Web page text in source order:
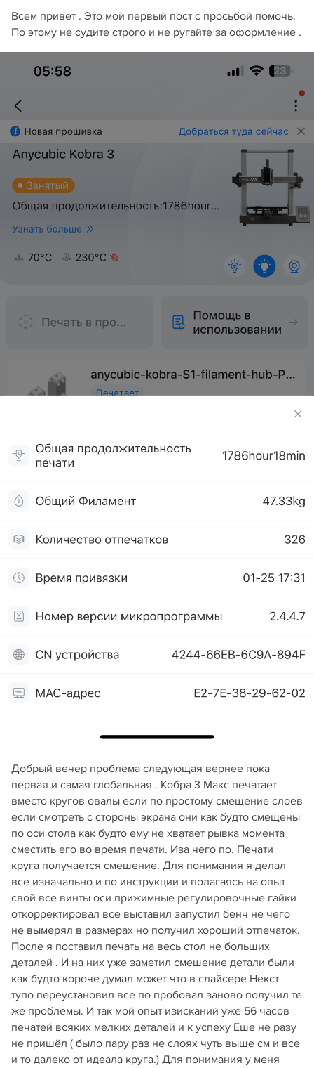
Всем привет . Это мой первый пост с просьбой помочь.
По этому не судите строго и не ругайте за оформление .
Добрый вечер проблема следующая вернее пока
первая и самая глобальная . Кобра 3 Макс печатает
вместо кругов овалы если по простому смещение слоев
если смотреть с стороны экрана они как будто смещены
по оси стола как будто ему не хватает рывка момента
сместить его во время печати. Иза чего по. Печати
круга получается смешение. Для понимания я делал
все изначально и по инструкции и полагаясь на опыт
свой все винты оси прижимные регулировочные гайки
откорректировал все выставил запустил бенч не чего
не вымерял в размерах но получил хороший отпечаток.
После я поставил печать на весь стол не больших
деталей . И на них уже заметил смешение детали были
как будто короче думал может что в слайсере Некст
тупо переустановил все по пробовал заново получил те
же проблемы. И так мой опыт изисканий уже 56 часов
печатей всяких мелких деталей и к успеху Еше не разу
не пришёл ( было пару раз не слоях чуть выше см и все
и то далеко от идеала круга.) Для понимания у меня